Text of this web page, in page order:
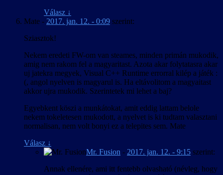
Válasz ↓
Mate - 2017. jan. 12. - 0:09 szerint:
Sziasztok!
Nekem eredeti FW-om van steames, minden primán mukodik,
amig nem rakom fel a magyaritast. Azota akar folytatasra akar
uj jatekra megyek, Visual C++ Runtime errorral kilép a játék :
(, angol nyelven is magyarul is. Ha eltávolitom a magyaitast
akkor ujra mukodik. Szerintetek mi lehet a baj?
Egyebkent köszi a munkátokat, amit eddig lattam belole
nekem tokeletesen mukodott, a nyelvet is ki tudtam valasztani
normalisan, nem volt bonyi ez a telepites sem. Mate
Válasz ↓
Mr. Fusion - 2017. jan. 12. - 9:15 szerint:
Annak ellenére, ami itt fentebb olvasható (névleg, hogy